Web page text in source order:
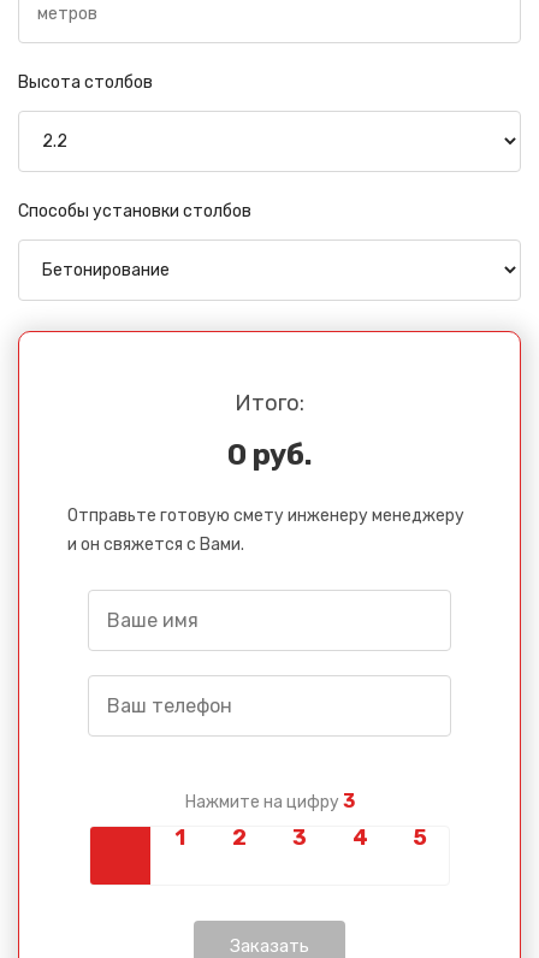
Высота столбов
Способы установки столбов
Итого:
0 руб.
Отправьте готовую смету инженеру менеджеру
и он свяжется с Вами.
Нажмите на цифру 3